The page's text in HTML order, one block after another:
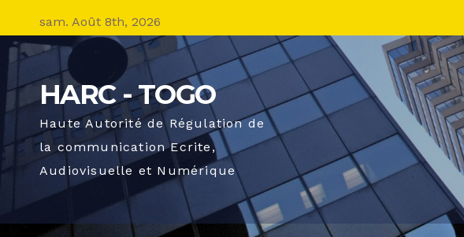
to
content
sam. Août 8th, 2026
HARC - TOGO
Haute Autorité de Régulation de
la communication Ecrite,
Audiovisuelle et Numérique